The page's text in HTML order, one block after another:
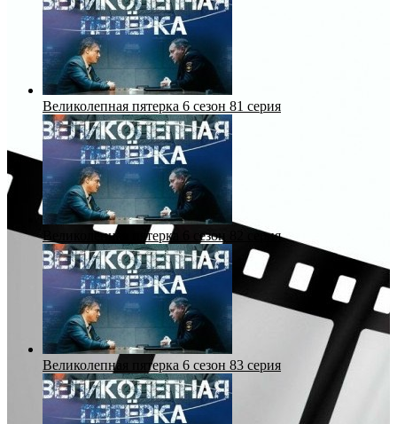
Великолепная пятерка 6 сезон 81 серия
Великолепная пятерка 6 сезон 82 серия
Великолепная пятерка 6 сезон 83 серия